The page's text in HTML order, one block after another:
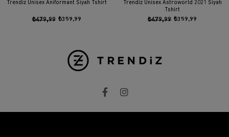
Trendiz Unisex Aniformant Siyah Tshirt
₺359,99
₺479,99
Trendiz Unisex Astroworld 2021 Siyah
Tshirt
₺359,99
₺479,99